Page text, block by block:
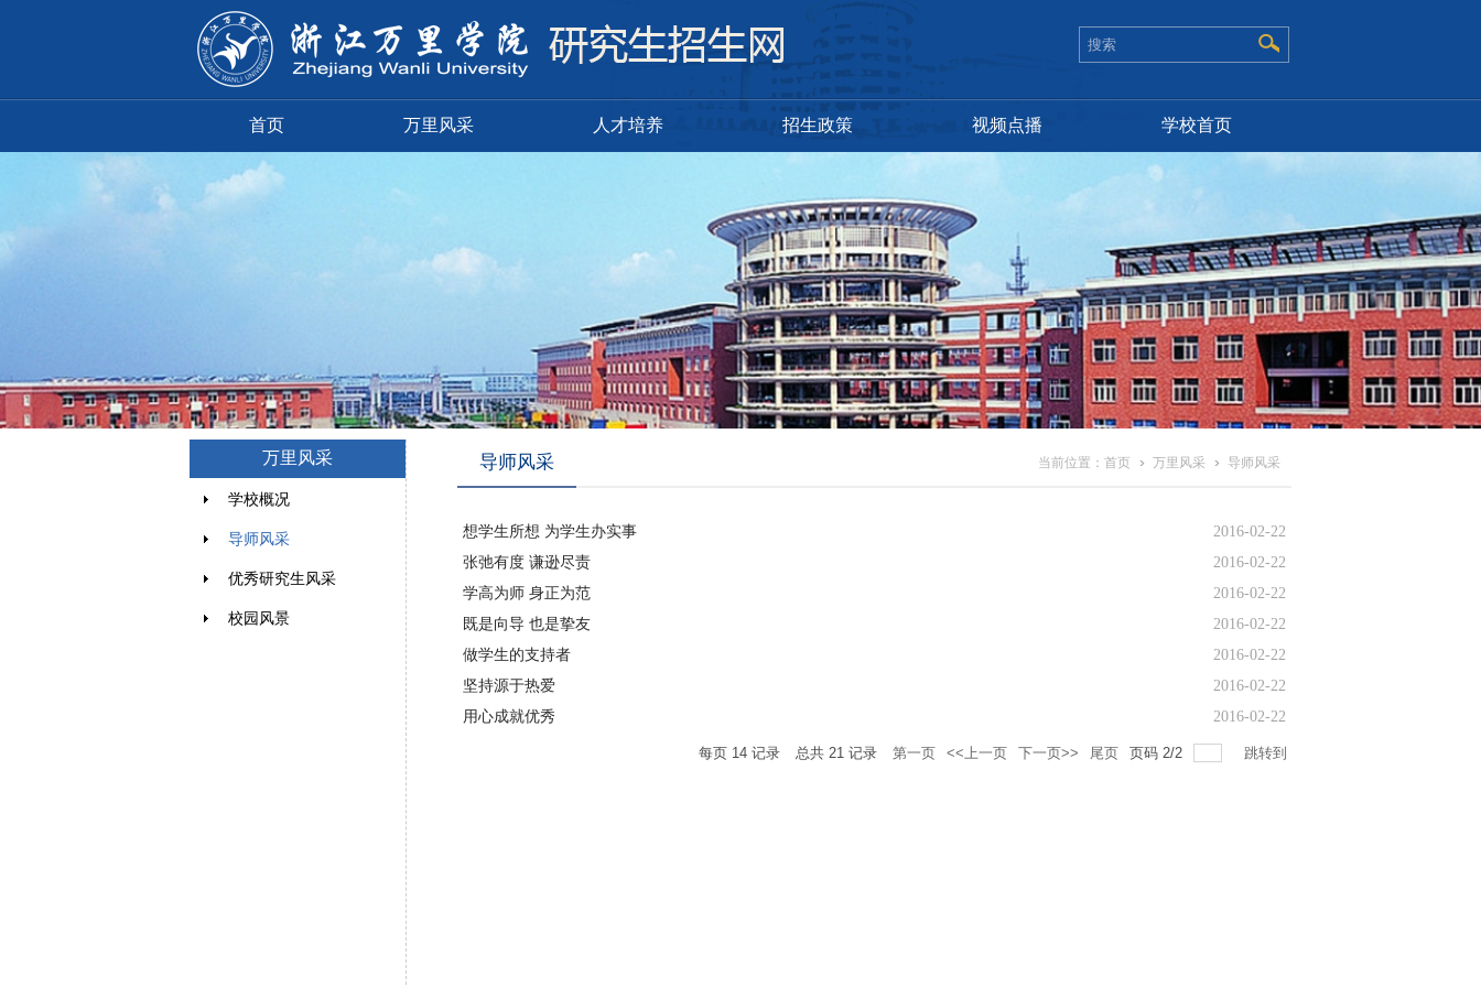
首页 万里风采 人才培养 招生政策 视频点播 学校首页
万里风采
学校概况
导师风采
优秀研究生风采
校园风景
导师风采 当前位置： 首页 万里风采 导师风采
想学生所想 为学生办实事
2016-02-22
张弛有度 谦逊尽责
2016-02-22
学高为师 身正为范
2016-02-22
既是向导 也是挚友
2016-02-22
做学生的支持者
2016-02-22
坚持源于热爱
2016-02-22
用心成就优秀
2016-02-22
每页 14 记录 总共 21 记录 第一页 <<上一页 下一页>> 尾页 页码 2/2 跳转到